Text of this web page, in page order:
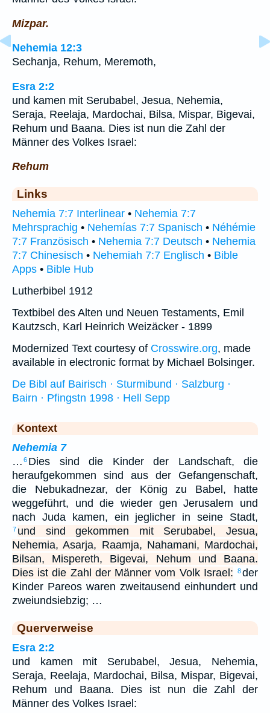
Mizpar.
Nehemia 12:3
Sechanja, Rehum, Meremoth,
Esra 2:2
und kamen mit Serubabel, Jesua, Nehemia,
Seraja, Reelaja, Mardochai, Bilsa, Mispar, Bigevai,
Rehum und Baana. Dies ist nun die Zahl der
Männer des Volkes Israel:
Rehum
Links
Nehemia 7:7 Interlinear • Nehemia 7:7
Mehrsprachig • Nehemías 7:7 Spanisch • Néhémie
7:7 Französisch • Nehemia 7:7 Deutsch • Nehemia
7:7 Chinesisch • Nehemiah 7:7 Englisch • Bible
Apps • Bible Hub
Lutherbibel 1912
Textbibel des Alten und Neuen Testaments, Emil
Kautzsch, Karl Heinrich Weizäcker - 1899
Modernized Text courtesy of Crosswire.org, made
available in electronic format by Michael Bolsinger.
De Bibl auf Bairisch · Sturmibund · Salzburg ·
Bairn · Pfingstn 1998 · Hell Sepp
Kontext
Nehemia 7
… 6 Dies sind die Kinder der Landschaft, die
heraufgekommen sind aus der Gefangenschaft,
die Nebukadnezar, der König zu Babel, hatte
weggeführt, und die wieder gen Jerusalem und
nach Juda kamen, ein jeglicher in seine Stadt,
7 und sind gekommen mit Serubabel, Jesua,
Nehemia, Asarja, Raamja, Nahamani, Mardochai,
Bilsan, Mispereth, Bigevai, Nehum und Baana.
Dies ist die Zahl der Männer vom Volk Israel:
8der
Kinder Pareos waren zweitausend einhundert und
zweiundsiebzig; …
Querverweise
Esra 2:2
und kamen mit Serubabel, Jesua, Nehemia,
Seraja, Reelaja, Mardochai, Bilsa, Mispar, Bigevai,
Rehum und Baana. Dies ist nun die Zahl der
Männer des Volkes Israel: